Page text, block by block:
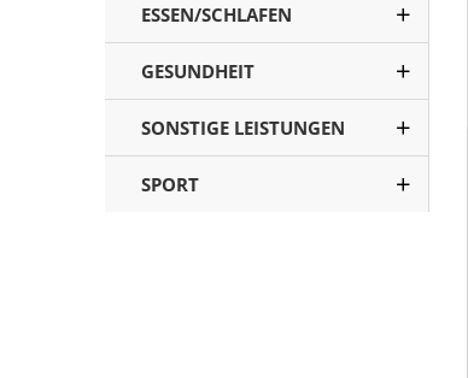
ESSEN/SCHLAFEN
GESUNDHEIT
SONSTIGE LEISTUNGEN
SPORT